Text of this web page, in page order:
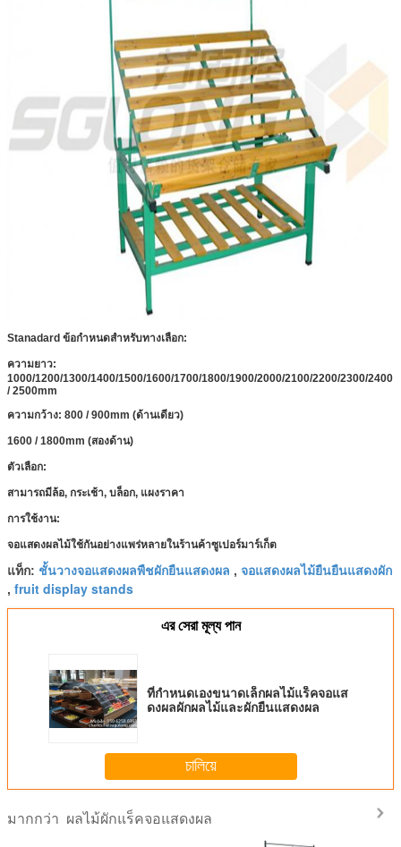
Stanadard ข้อกำหนดสำหรับทางเลือก:
ความยาว:
1000/1200/1300/1400/1500/1600/1700/1800/1900/2000/2100/2200/2300/2400
/ 2500mm
ความกว้าง: 800 / 900mm (ด้านเดียว)
1600 / 1800mm (สองด้าน)
ตัวเลือก:
สามารถมีล้อ, กระเช้า, บล็อก, แผงราคา
การใช้งาน:
จอแสดงผลไม้ใช้กันอย่างแพร่หลายในร้านค้าซูเปอร์มาร์เก็ต
แท็ก: ชั้นวางจอแสดงผลพืชผักยืนแสดงผล , จอแสดงผลไม้ยืนยืนแสดงผัก
, fruit display stands
এর সেরা মূল্য পান
ที่กำหนดเองขนาดเล็กผลไม้แร็คจอแส
ดงผลผักผลไม้และผักยืนแสดงผล
চালিয়ে
มากกว่า ผลไม้ผักแร็คจอแสดงผล